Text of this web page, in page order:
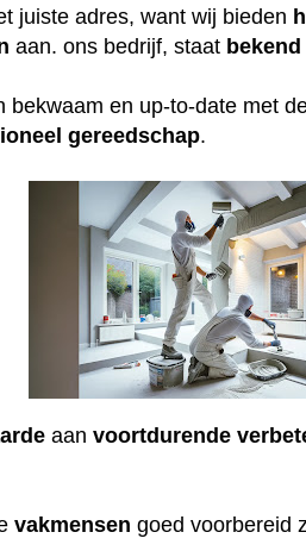
juiste adres, want wij bieden
aan. ons bedrijf, staat bekend
bekwaam en up-to-date met
gereedschap.
aanvoortdurende
vakmensen goed voorbereid